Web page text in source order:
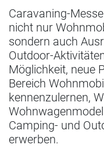
Caravaning-
nicht nur
sondern auch
Outdoor-
Möglichkeit, neue
Bereich
kennenzulernen,
Camping- und
erwerben.